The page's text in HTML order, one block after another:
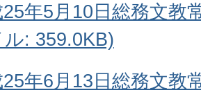
年5月10日総務文教
ル: 359.0KB)
年6月13日総務文教